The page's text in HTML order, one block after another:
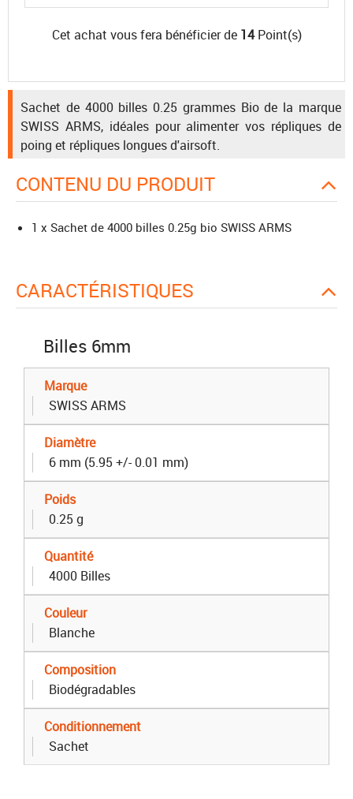
Cet achat vous fera bénéficier de 14Point(s)
Sachet de 4000 billes 0.25 grammes Bio de la marque
SWISS ARMS, idéales pour alimenter vos répliques de
poing et répliques longues d'airsoft.
CONTENU DU PRODUIT
1 x Sachet de 4000 billes 0.25g bio SWISS ARMS
CARACTÉRISTIQUES
Billes 6mm
Marque
SWISS ARMS
Diamètre
6 mm (5.95 +/- 0.01 mm)
Poids
0.25 g
Quantité
4000 Billes
Couleur
Blanche
Composition
Biodégradables
Conditionnement
Sachet